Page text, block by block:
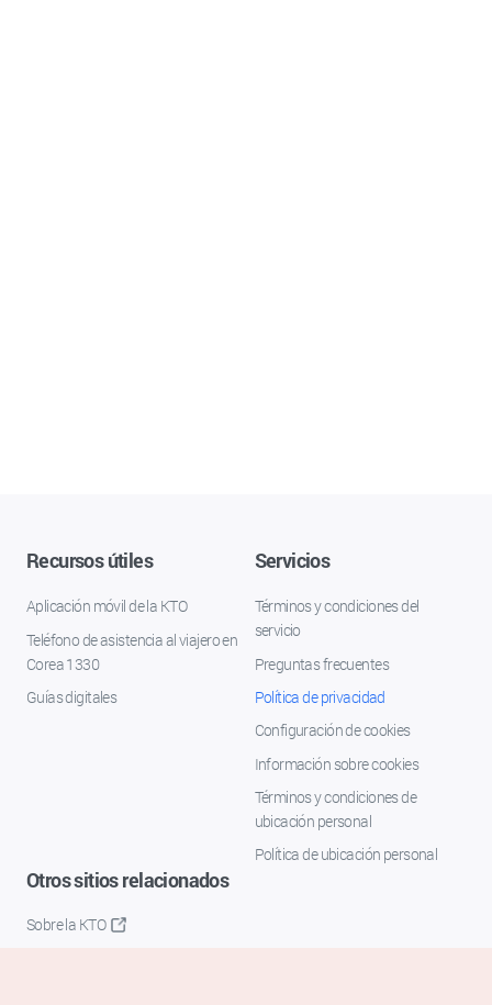
Recursos útiles
Aplicación móvil de la KTO
Teléfono de asistencia al viajero en
Corea 1330
Guías digitales
Servicios
Términos y condiciones del
servicio
Preguntas frecuentes
Política de privacidad
Configuración de cookies
Información sobre cookies
Términos y condiciones de
ubicación personal
Política de ubicación personal
Otros sitios relacionados
Sobre la KTO